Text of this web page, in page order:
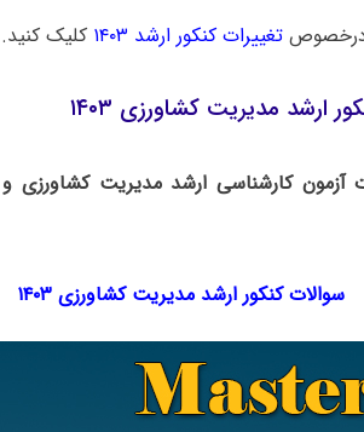
درخصوص تغییرات کنکور ارشد ۱۴۰۳ کلیک کنید.
ارشد مدیریت کشاورزی ۱۴۰۳
آزمون کارشناسی ارشد مدیریت کشاورزی
سوالات کنکور ارشد مدیریت کشاورزی ۱۴۰۳